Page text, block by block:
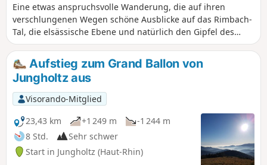
Eine etwas anspruchsvolle Wanderung, die auf ihren
verschlungenen Wegen schöne Ausblicke auf das Rimbach-
Tal, die elsässische Ebene und natürlich den Gipfel des
Grand Ballon bietet. Die Durchquerung des kleinen
Kaltenbach-Tals mit seinen Bäumen und moosbedeckten
Felsen, seinem kleinen Wasserfall und den erstaunlichen
Bädern aus den Jahren 1914/1918 ist ein kleines
Vergnügen.
Aufstieg zum Grand Ballon von
Jungholtz aus
Visorando-Mitglied
23,43 km
+1 249 m
-1 244 m
8 Std.
Sehr schwer
Start in Jungholtz (Haut-Rhin)